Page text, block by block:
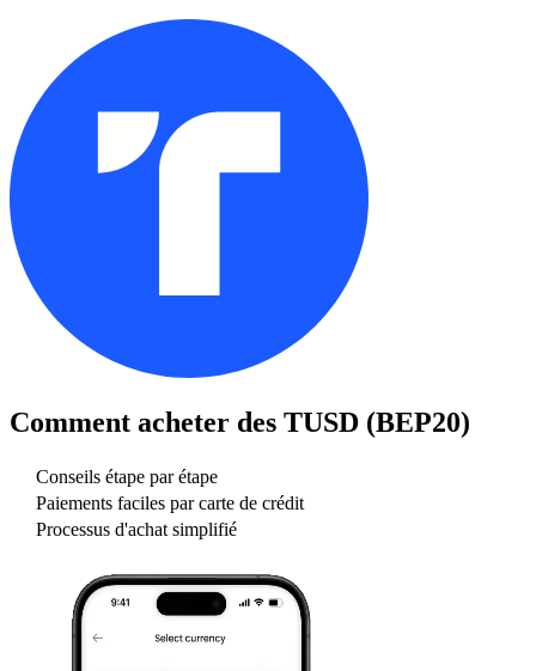
Comment acheter des TUSD (BEP20)
Conseils étape par étape
Paiements faciles par carte de crédit
Processus d'achat simplifié